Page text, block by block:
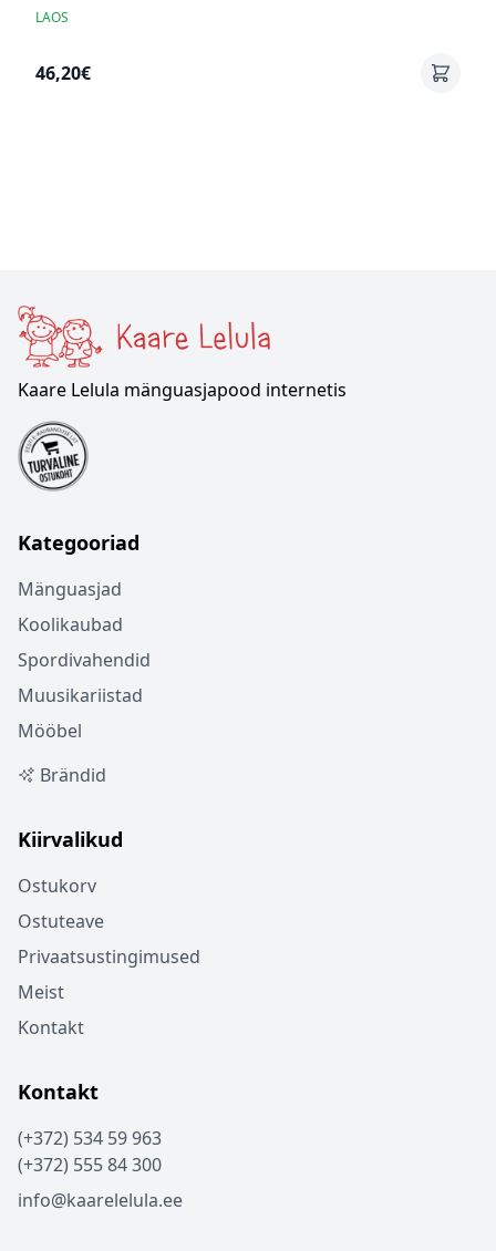
LAOS
46,20€
Kaare Lelula mänguasjapood internetis
Kategooriad
Mänguasjad
Koolikaubad
Spordivahendid
Muusikariistad
Mööbel
Brändid
Kiirvalikud
Ostukorv
Ostuteave
Privaatsustingimused
Meist
Kontakt
Kontakt
(+372) 534 59 963
(+372) 555 84 300
info@kaarelelula.ee